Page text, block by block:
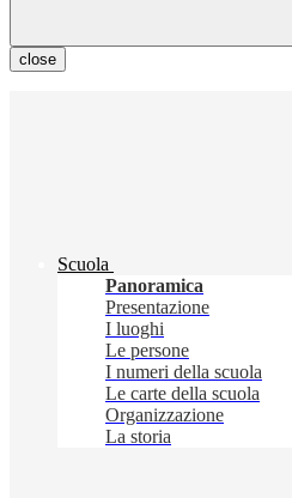
close
Scuola
Panoramica
Presentazione
I luoghi
Le persone
I numeri della scuola
Le carte della scuola
Organizzazione
La storia